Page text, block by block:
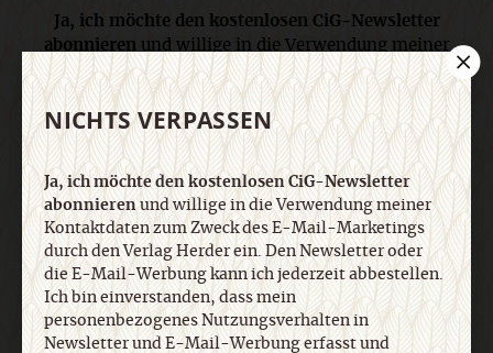
Ja, ich möchte den kostenlosen CiG-Newsletter
abonnierenund willige in die Verwendung meiner
Kontaktdaten zum Zweck des E-Mail-Marketings
durch den Verlag Herder ein. Den Newsletter oder
die E-Mail-Werbung kann ich jederzeit abbestellen.
Ich bin einverstanden, dass mein
personenbezogenes Nutzungsverhalten in
Newsletter und E-Mail-Werbung erfasst und
ausgewertet wird, um die Inhalte besser auf meine
Interessen auszurichten. Über einen Link in
Newsletter oder E-Mail kann ich diese Funktion
jederzeit ausschalten. Weiterführende
Informationen finden Sie in unseren
Datenschutzhinweisen.
NICHTS VERPASSEN
Ja, ich möchte den kostenlosen CiG-Newsletter
abonnierenund willige in die Verwendung meiner
Kontaktdaten zum Zweck des E-Mail-Marketings
durch den Verlag Herder ein. Den Newsletter oder
die E-Mail-Werbung kann ich jederzeit abbestellen.
Ich bin einverstanden, dass mein
personenbezogenes Nutzungsverhalten in
Newsletter und E-Mail-Werbung erfasst und